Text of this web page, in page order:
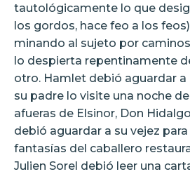
tautológicamente lo que
los gordos, hace feo a los
minando al sujeto por
lo despierta repentinamente
otro. Hamlet debió aguardar
su padre lo visite una noche
afueras de Elsinor, Don
debió aguardar a su vejez
fantasías del caballero
Julien Sorel debió leer una